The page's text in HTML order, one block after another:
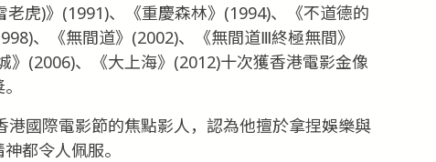
虎)》(1991)、《重慶森林》(1994)、《不道德的
、《無間道》(2002)、《無間道Ⅲ終極無間》
》(2006)、《大上海》(2012)十次獲香港電影金像
國際電影節的焦點影人，認為他擅於拿捏娛樂與
都令人佩服。